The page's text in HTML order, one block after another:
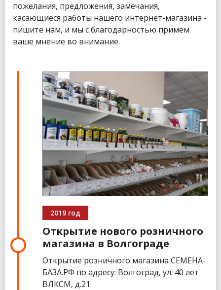
пожелания, предложения, замечания,
касающиеся работы нашего интернет-магазина -
пишите нам, и мы с благодарностью примем
ваше мнение во внимание.
2019 год
Открытие нового розничного
магазина в Волгограде
Открытие розничного магазина СЕМЕНА-
БАЗА.РФ по адресу: Волгоград, ул. 40 лет
ВЛКСМ, д.21